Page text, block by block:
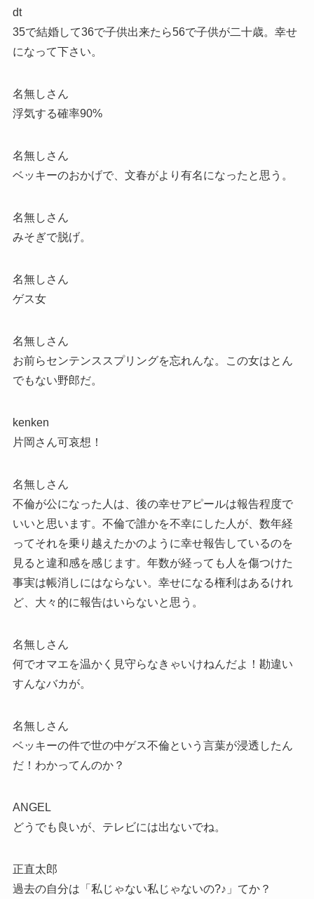
dt
35で結婚して36で子供出来たら56で子供が二十歳。幸せ
になって下さい。
名無しさん
浮気する確率90%
名無しさん
ベッキーのおかげで、文春がより有名になったと思う。
名無しさん
みそぎで脱げ。
名無しさん
ゲス女
名無しさん
お前らセンテンススプリングを忘れんな。この女はとん
でもない野郎だ。
kenken
片岡さん可哀想！
名無しさん
不倫が公になった人は、後の幸せアピールは報告程度で
いいと思います。不倫で誰かを不幸にした人が、数年経
ってそれを乗り越えたかのように幸せ報告しているのを
見ると違和感を感じます。年数が経っても人を傷つけた
事実は帳消しにはならない。幸せになる権利はあるけれ
ど、大々的に報告はいらないと思う。
名無しさん
何でオマエを温かく見守らなきゃいけねんだよ！勘違い
すんなバカが。
名無しさん
ベッキーの件で世の中ゲス不倫という言葉が浸透したん
だ！わかってんのか？
ANGEL
どうでも良いが、テレビには出ないでね。
正直太郎
過去の自分は「私じゃない私じゃないの?♪」てか？